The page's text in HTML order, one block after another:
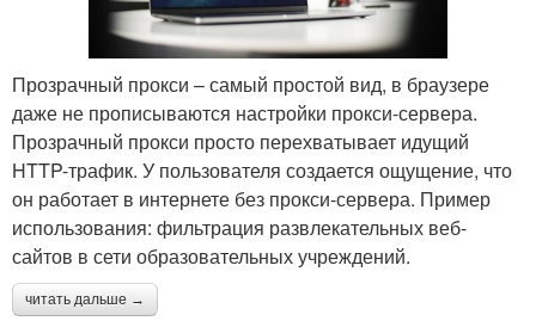
Прозрачный прокси – самый простой вид, в браузере
даже не прописываются настройки прокси-сервера.
Прозрачный прокси просто перехватывает идущий
HTTP-трафик. У пользователя создается ощущение, что
он работает в интернете без прокси-сервера. Пример
использования: фильтрация развлекательных веб-
сайтов в сети образовательных учреждений.
читать дальше →